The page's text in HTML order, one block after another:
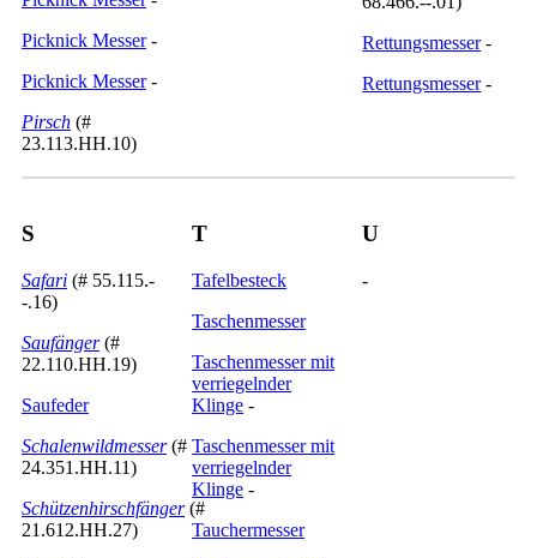
Picknick Messer-
Picknick Messer-
Pirsch (#
23.113.HH.10)
Rettungsmesser-
Rettungsmesser-
S
Safari (# 55.115.-
-.16)
Saufänger(#
22.110.HH.19)
Saufeder
Schalenwildmesser(#
24.351.HH.11)
Schützenhirschfänger(#
21.612.HH.27)
T
Tafelbesteck
Taschenmesser
Taschenmesser mit
verriegelnder
Klinge -
Taschenmesser mit
verriegelnder
Klinge -
Tauchermesser
U
-